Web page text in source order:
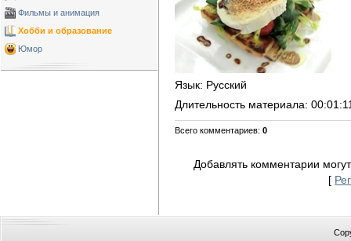
Фильмы и анимация
Хобби и образование
Юмор
Язык: Русский
Длительность материала:
Всего комментариев: 0
Добавлять комментарии
[